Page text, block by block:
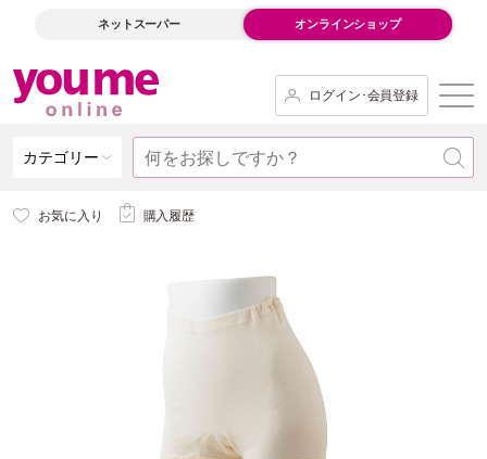
ネットスーパー オンラインショップ
ログイン･会員登録
カテゴリー
お気に入り 購入履歴